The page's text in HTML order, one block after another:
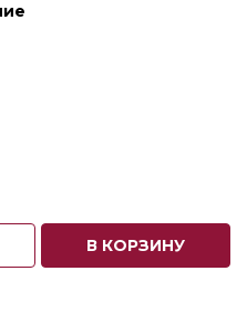
В КОРЗИНУ